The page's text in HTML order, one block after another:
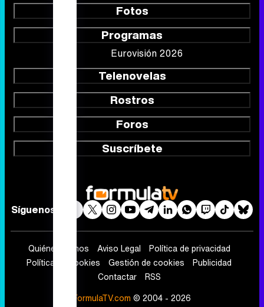
Calendario
Listas
TV Movies
Audiencias
Programación
Vídeos
Fotos
Telenovelas
Rostros
Foros
Suscríbete